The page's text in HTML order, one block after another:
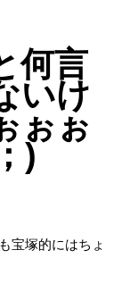
何言
いけ
ぉぉ
)
宝塚的にはちょ